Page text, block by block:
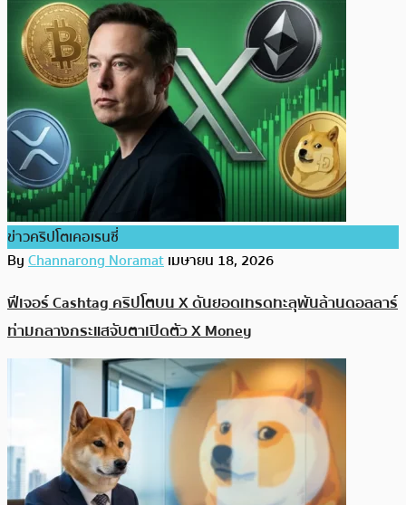
ข่าวคริปโตเคอเรนซี่
ByChannarong Noramatเมษายน 18, 2026
ฟีเจอร์ Cashtag คริปโตบน X ดันยอดเทรดทะลุพันล้านดอลลาร์
ท่ามกลางกระแสจับตาเปิดตัว X Money